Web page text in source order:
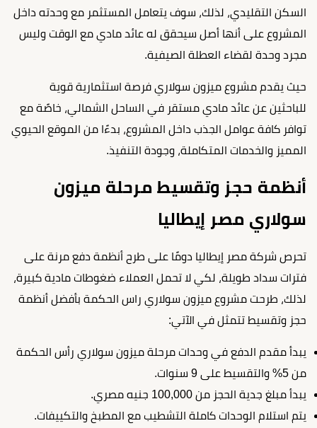
السكن التقليدي، لذلك، سوف يتعامل المستثمر مع وحدته داخل
المشروع على أنها أصل سيحقق له عائد مادي مع الوقت وليس
مجرد وحدة لقضاء العطلة الصيفية.
حيث يقدم مشروع ميزون سولاري فرصة استثمارية قوية
للباحثين عن عائد مادي مستقر في الساحل الشمالي، خاصًة مع
توافر كافة عوامل الجذب داخل المشروع، بدءًا من الموقع الحيوي
المميز والخدمات المتكاملة، وجودة التنفيذ.
أنظمة حجز وتقسيط مرحلة ميزون
سولاري مصر إيطاليا
تحرص شركة مصر إيطاليا دومًا على طرح أنظمة دفع مرنة على
فترات سداد طويلة، لكي لا تحمل العملاء ضغوطات مادية كبيرة،
لذلك، طرحت مشروع ميزون سولاري راس الحكمة بأفضل أنظمة
حجز وتقسيط تتمثل في الآتي:
يبدأ مقدم الدفع في وحدات مرحلة ميزون سولاري رأس الحكمة
من 5% والتقسيط على 9 سنوات.
يبدأ مبلغ جدية الحجز من 100,000 جنيه مصري.
يتم استلام الوحدات كاملة التشطيب مع المطبخ والتكييفات.